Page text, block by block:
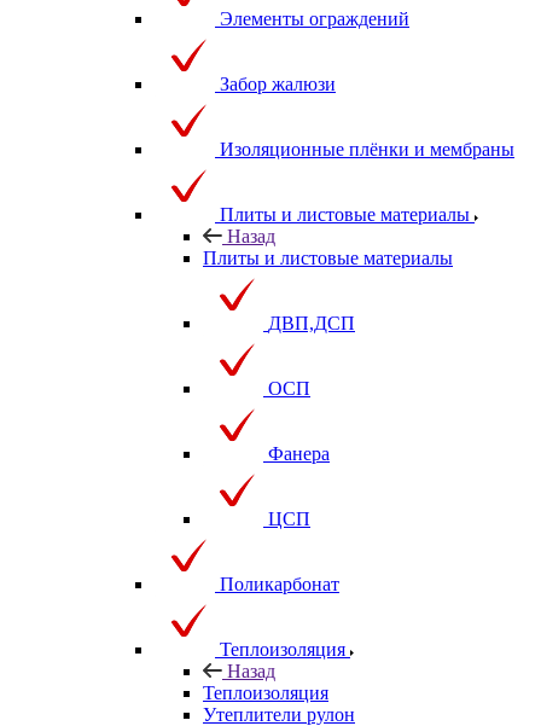
Элементы ограждений
Забор жалюзи
Изоляционные плёнки и мембраны
Плиты и листовые материалы
Назад
Плиты и листовые материалы
ДВП,ДСП
ОСП
Фанера
ЦСП
Поликарбонат
Теплоизоляция
Назад
Теплоизоляция
Утеплители рулон